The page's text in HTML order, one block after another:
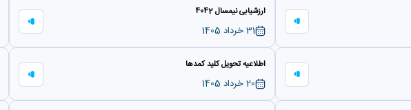
ارزشیابی نیمسال 4042
31 خرداد 1405
اطلاعیه تحویل کلید کمدها
20 خرداد 1405